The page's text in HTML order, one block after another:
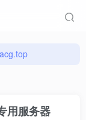
用服务器